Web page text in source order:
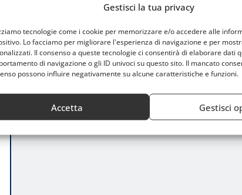
Gestisci la tua privacy
tecnologie come i cookie per memorizzare e/o accedere alle
Lo facciamo per migliorare l'esperienza di navigazione e per
Il consenso a queste tecnologie ci consentirà di elaborare dati
di navigazione o gli ID univoci su questo sito. Il mancato
possono influire negativamente su alcune caratteristiche e funzioni.
Accetta Gestisci